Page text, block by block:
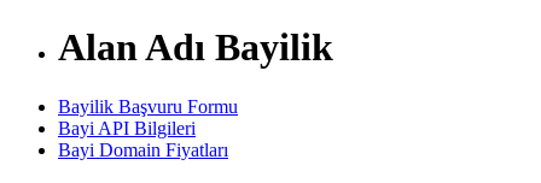
Alan Adı Bayilik
Bayilik Başvuru Formu
Bayi API Bilgileri
Bayi Domain Fiyatları